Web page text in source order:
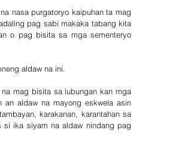
nasa purgatoryo kaipuhan ta mag
pag sabi makaka tabang kita
o pag bisita sa mga sementeryo
aldaw na ini.
mag bisita sa lubungan kan mga
aldaw na mayong eskwela asin
karakanan, karantahan sa
si ika siyam na aldaw nindang pag